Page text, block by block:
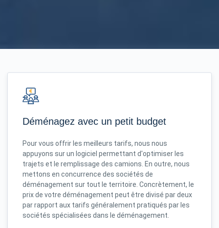
Déménagez avec un petit budget
Pour vous offrir les meilleurs tarifs, nous nous
appuyons sur un logiciel permettant d'optimiser les
trajets et le remplissage des camions. En outre, nous
mettons en concurrence des sociétés de
déménagement sur tout le territoire. Concrètement, le
prix de votre déménagement peut être divisé par deux
par rapport aux tarifs généralement pratiqués par les
sociétés spécialisées dans le déménagement.